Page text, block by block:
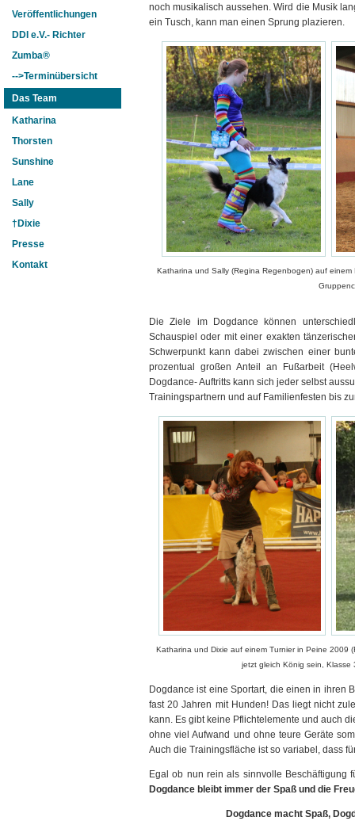
Veröffentlichungen
DDI e.V.- Richter
Zumba®
-->Terminübersicht
Das Team
Katharina
Thorsten
Sunshine
Lane
Sally
†Dixie
Presse
Kontakt
noch musikalisch aussehen. Wird die Musik
ein Tusch, kann man einen Sprung plazieren.
Katharina und Sally (Regina Regenbogen) auf
Die Ziele im Dogdance können
Schauspiel oder mit einer exakten
Schwerpunkt kann dabei zwischen einer
prozentual großen Anteil an Fußarbeit
Dogdance- Auftritts kann sich jeder selbst
Trainingspartnern und auf Familienfesten bis
Katharina und Dixie auf einem Turnier in Peine 2009
jetzt gleich König sein, Klasse
Dogdance ist eine Sportart, die einen in ihren
fast 20 Jahren mit Hunden! Das liegt nicht
kann. Es gibt keine Pflichtelemente und auch
ohne viel Aufwand und ohne teure Geräte
Auch die Trainingsfläche ist so variabel, dass
Egal ob nun rein als sinnvolle Beschäftigung
Dogdance bleibt immer der Spaß und die
Dogdance macht Spaß,